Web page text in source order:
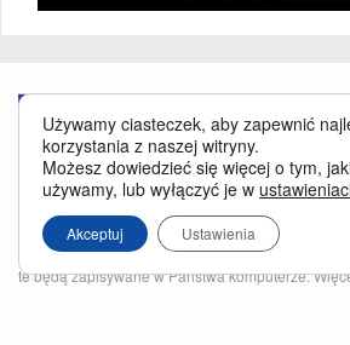
Serwis BusinessTraveller.pl wykorzystuje pliki
technologie o analogicznym charakterze, przede
zapewnienia Państwu najlepszej jakości
celach statystycznych i reklamowych. Korzystanie
te będą zapisywane w Państwa komputerze.
Używamy ciasteczek, aby zapewnić
korzystania z naszej witryny.
Możesz dowiedzieć się więcej o tym,
używamy, lub wyłączyć je w
Akceptuj Ustawienia